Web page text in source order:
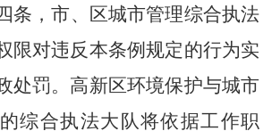
条，市、区城市管理综合执法
限对违反本条例规定的行为实
处罚。高新区环境保护与城市
综合执法大队将依据工作职